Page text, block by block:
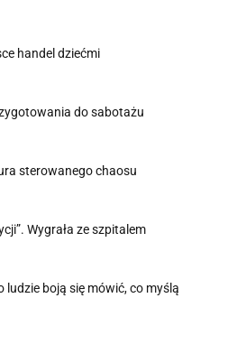
handel dziećmi
do sabotażu
sterowanego chaosu
Wygrała ze szpitalem
ludzie boją się mówić, co myślą